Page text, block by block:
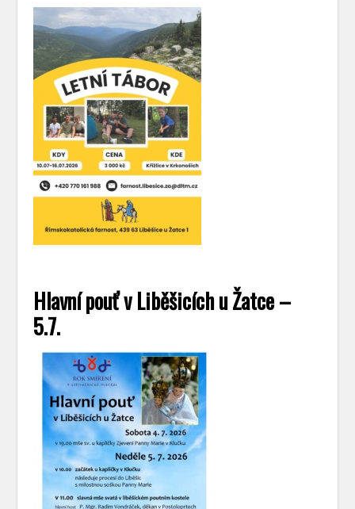
Hlavní pouť v Liběšicích u Žatce –
5.7.